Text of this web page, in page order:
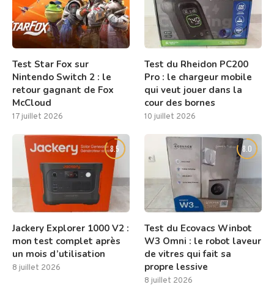
Test Star Fox sur
Nintendo Switch 2 : le
retour gagnant de Fox
McCloud
17 juillet 2026
Test du Rheidon PC200
Pro : le chargeur mobile
qui veut jouer dans la
cour des bornes
10 juillet 2026
8.5
Jackery Explorer 1000 V2 :
mon test complet après
un mois d’utilisation
8 juillet 2026
8.0
Test du Ecovacs Winbot
W3 Omni : le robot laveur
de vitres qui fait sa
propre lessive
8 juillet 2026